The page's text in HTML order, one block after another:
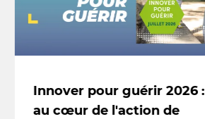
Innover pour guérir 2026 :
au cœur de l'action de